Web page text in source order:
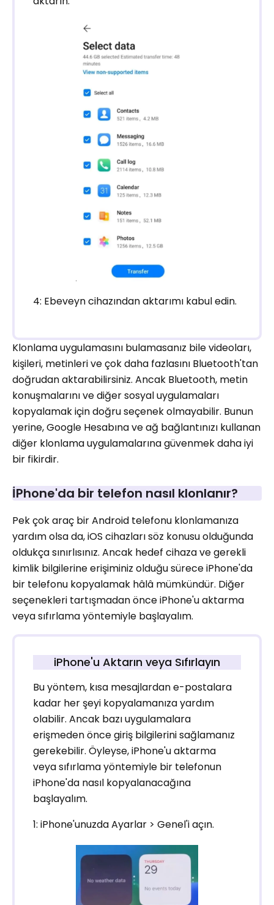
4: Ebeveyn cihazından aktarımı kabul edin.
Klonlama uygulamasını bulamasanız bile videoları,
kişileri, metinleri ve çok daha fazlasını Bluetooth'tan
doğrudan aktarabilirsiniz. Ancak Bluetooth, metin
konuşmalarını ve diğer sosyal uygulamaları
kopyalamak için doğru seçenek olmayabilir. Bunun
yerine, Google Hesabına ve ağ bağlantınızı kullanan
diğer klonlama uygulamalarına güvenmek daha iyi
bir fikirdir.
İPhone'da bir telefon nasıl klonlanır?
Pek çok araç bir Android telefonu klonlamanıza
yardım olsa da, iOS cihazları söz konusu olduğunda
oldukça sınırlısınız. Ancak hedef cihaza ve gerekli
kimlik bilgilerine erişiminiz olduğu sürece iPhone'da
bir telefonu kopyalamak hâlâ mümkündür. Diğer
seçenekleri tartışmadan önce iPhone'u aktarma
veya sıfırlama yöntemiyle başlayalım.
iPhone'u Aktarın veya Sıfırlayın
Bu yöntem, kısa mesajlardan e-postalara
kadar her şeyi kopyalamanıza yardım
olabilir. Ancak bazı uygulamalara
erişmeden önce giriş bilgilerini sağlamanız
gerekebilir. Öyleyse, iPhone'u aktarma
veya sıfırlama yöntemiyle bir telefonun
iPhone'da nasıl kopyalanacağına
başlayalım.
1: iPhone'unuzda Ayarlar > Genel'i açın.